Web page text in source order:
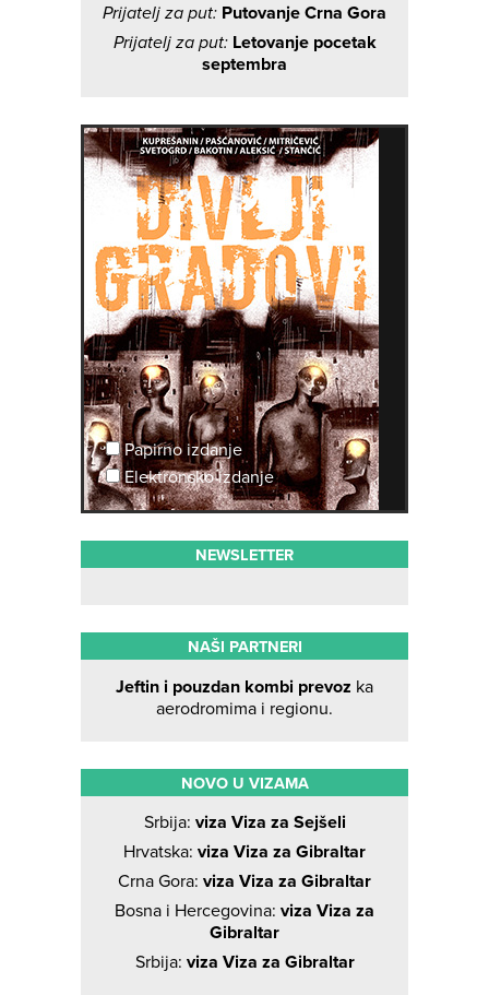
Prijatelj za put: Putovanje Crna Gora
Prijatelj za put: Letovanje pocetak
septembra
Papirno izdanje
Elektronsko izdanje
NEWSLETTER
NAŠI PARTNERI
Jeftin i pouzdan kombi prevoz ka
aerodromima i regionu.
NOVO U VIZAMA
Srbija: viza Viza za Sejšeli
Hrvatska: viza Viza za Gibraltar
Crna Gora: viza Viza za Gibraltar
Bosna i Hercegovina: viza Viza za
Gibraltar
Srbija: viza Viza za Gibraltar